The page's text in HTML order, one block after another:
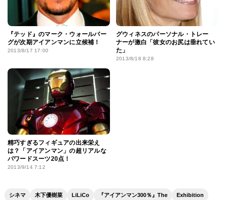
『テッド』のマーク・ウォールバー
グが次期アイアンマンに立候補！
2013/8/17 17:00
グウィネスのパーソナル・トレー
ナーが激白「彼女のお尻は垂れてい
た」
2013/8/18 8:28
精巧すぎるフィギュアの出来栄え
は？「アイアンマン」の超リアルな
パワードスーツ20点！
2013/9/14 7:12
シネマ 木下優樹菜 LiLiCo 『アイアンマン300％』The Exhibition